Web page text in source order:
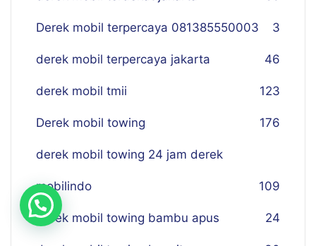
Derek mobil terpercaya 081385550003 3
derek mobil terpercaya jakarta 46
derek mobil tmii 123
Derek mobil towing 176
derek mobil towing 24 jam derek
mobilindo 109
derek mobil towing bambu apus 24